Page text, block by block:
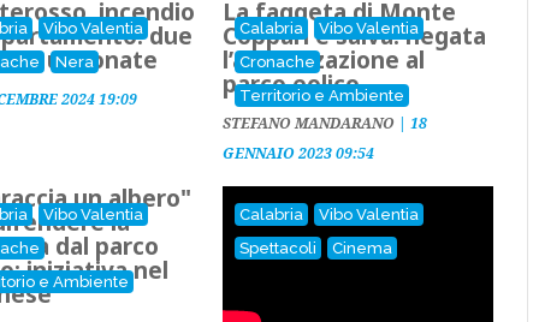
Vibo Valentia
Nera
incendio
due
ustionate
2024 19:09
Calabria
Vibo Valentia
Cronache
Territorio e Ambiente
La faggeta di Monte
Coppari è salva: negata
l’autorizzazione al
parco eolico
STEFANO MANDARANO |18
GENNAIO 2023 09:54
Vibo Valentia
e Ambiente
un albero"
la
dal parco
iniziativa nel
Calabria
Vibo Valentia
Spettacoli
Cinema